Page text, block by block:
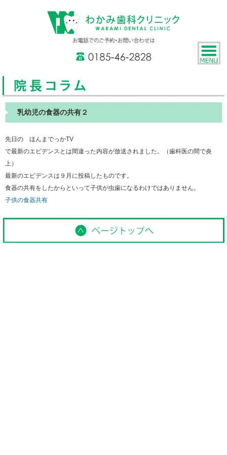
乳幼児の食器の共有２
先日の ほんまでっかTV
で最新のエビデンスとは間違った内容が放送されました。（歯科医の間で炎
上）
最新のエビデンスは９月に投稿したものです。
食器の共有をしたからといって子供が虫歯になるわけではありません。
子供の食器共有